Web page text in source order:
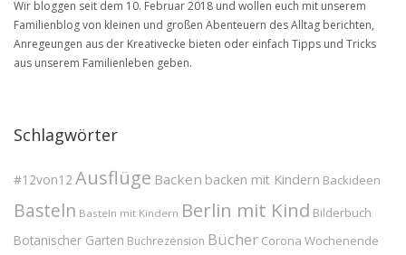
Wir bloggen seit dem 10. Februar 2018 und wollen euch mit unserem
Familienblog von kleinen und großen Abenteuern des Alltag berichten,
Anregeungen aus der Kreativecke bieten oder einfach Tipps und Tricks
aus unserem Familienleben geben.
Schlagwörter
#12von12 Ausflüge Backen backen mit Kindern Backideen
Basteln Basteln mit Kindern Berlin mit Kind Bilderbuch
Botanischer Garten Buchrezension Bücher Corona Wochenende